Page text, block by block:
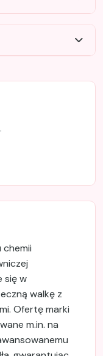
się w
walkę z
Ofertę marki
m.in. na